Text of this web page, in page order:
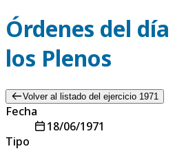
Órdenes del
los Plenos
Volver al listado del ejercicio 1971
Fecha
18/06/1971
Tipo